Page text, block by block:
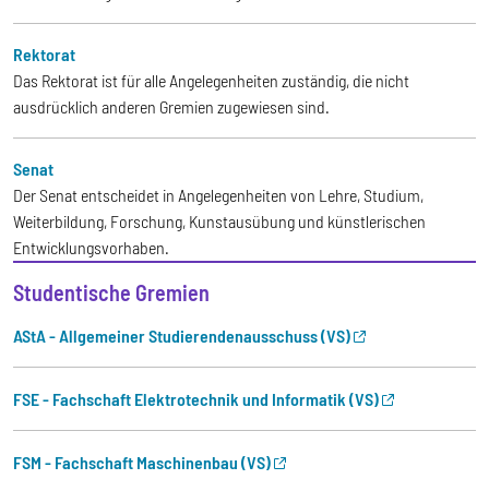
Rektorat
Das Rektorat ist für alle Angelegenheiten zuständig, die nicht
ausdrücklich anderen Gremien zugewiesen sind.
Senat
Der Senat entscheidet in Angelegenheiten von Lehre, Studium,
Weiterbildung, Forschung, Kunstausübung und künstlerischen
Entwicklungsvorhaben.
Studentische Gremien
AStA - Allgemeiner Studierendenausschuss (VS)
FSE - Fachschaft Elektrotechnik und Informatik (VS)
FSM - Fachschaft Maschinenbau (VS)